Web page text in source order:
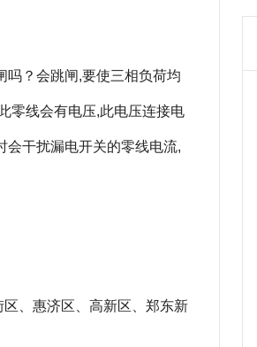
吗？会跳闸,要使三相负荷均
零线会有电压,此电压连接电
会干扰漏电开关的零线电流,
、惠济区、高新区、郑东新